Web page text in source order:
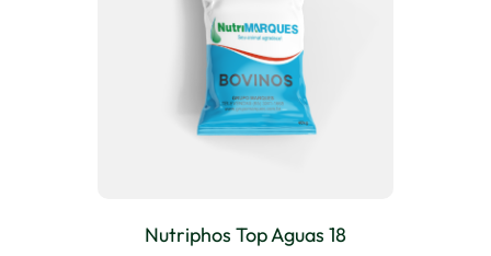
Nutriphos Top Aguas 18